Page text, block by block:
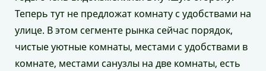
Теперь тут не предложат комнату с удобствами на
улице. В этом сегменте рынка сейчас порядок,
чистые уютные комнаты, местами с удобствами в
комнате, местами санузлы на две комнаты, есть